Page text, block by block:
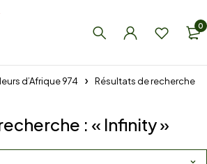
0
d’Afrique 974
Résultats de recherche
: « Infinity »